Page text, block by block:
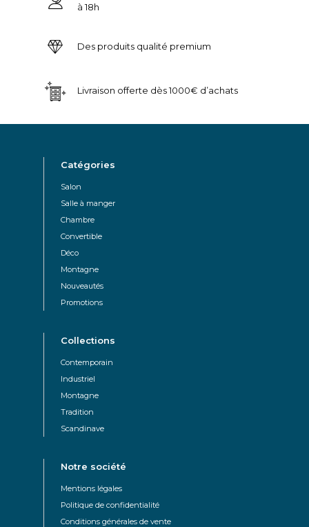
à 18h
Des produits qualité premium
Livraison offerte dès 1000€ d’achats
Catégories
Salon
Salle à manger
Chambre
Convertible
Déco
Montagne
Nouveautés
Promotions
Collections
Contemporain
Industriel
Montagne
Tradition
Scandinave
Notre société
Mentions légales
Politique de confidentialité
Conditions générales de vente